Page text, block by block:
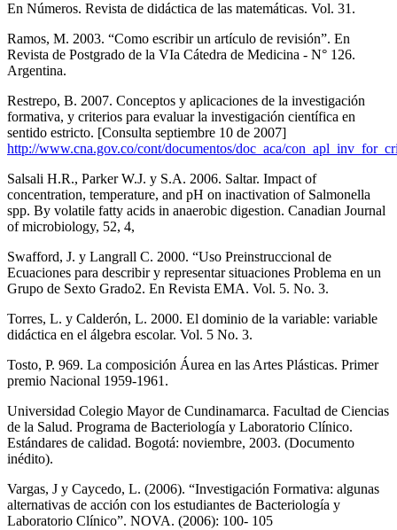
En Números. Revista de didáctica de las matemáticas. Vol. 31.
Ramos, M. 2003. “Como escribir un artículo de revisión”. En
Revista de Postgrado de la VIa Cátedra de Medicina - N° 126.
Argentina.
Restrepo, B. 2007. Conceptos y aplicaciones de la investigación
formativa, y criterios para evaluar la investigación científica en
sentido estricto. [Consulta septiembre 10 de 2007]
http://www.cna.gov.co/cont/documentos/doc_aca/
Salsali H.R., Parker W.J. y S.A. 2006. Saltar. Impact of
concentration, temperature, and pH on inactivation of Salmonella
spp. By volatile fatty acids in anaerobic digestion. Canadian Journal
of microbiology, 52, 4,
Swafford, J. y Langrall C. 2000. “Uso Preinstruccional de
Ecuaciones para describir y representar situaciones Problema en un
Grupo de Sexto Grado2. En Revista EMA. Vol. 5. No. 3.
Torres, L. y Calderón, L. 2000. El dominio de la variable: variable
didáctica en el álgebra escolar. Vol. 5 No. 3.
Tosto, P. 969. La composición Áurea en las Artes Plásticas. Primer
premio Nacional 1959-1961.
Universidad Colegio Mayor de Cundinamarca. Facultad de Ciencias
de la Salud. Programa de Bacteriología y Laboratorio Clínico.
Estándares de calidad. Bogotá: noviembre, 2003. (Documento
inédito).
Vargas, J y Caycedo, L. (2006). “Investigación Formativa: algunas
alternativas de acción con los estudiantes de Bacteriología y
Laboratorio Clínico”. NOVA. (2006): 100- 105